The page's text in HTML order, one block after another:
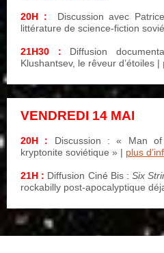
20H :
Discussion avec
littérature de science-fiction
21H30 : Diffusion
Klushantsev, le rêveur d’étoiles |
VENDREDI 14 MAI
20H : Discussion : « Man of
kryptonite soviétique » | plus
21H : Diffusion Ciné Bis :Six
rockabilly post-apocalyptique